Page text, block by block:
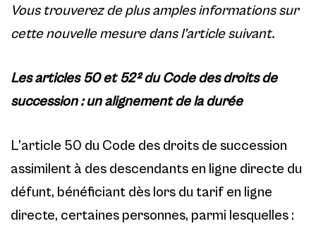
Vous trouverez de plus amples informations sur
cette nouvelle mesure dans l’article suivant.
Les articles 50 et 52² du Code des droits de
succession : un alignement de la durée
L’article 50 du Code des droits de succession
assimilent à des descendants en ligne directe du
défunt, bénéficiant dès lors du tarif en ligne
directe, certaines personnes, parmi lesquelles :